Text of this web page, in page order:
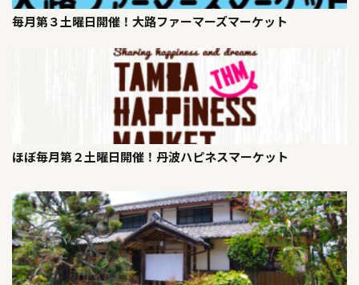
毎月第３土曜日開催！大路ファーマーズマーケット
ほぼ毎月第２土曜日開催！丹波ハピネスマーケット